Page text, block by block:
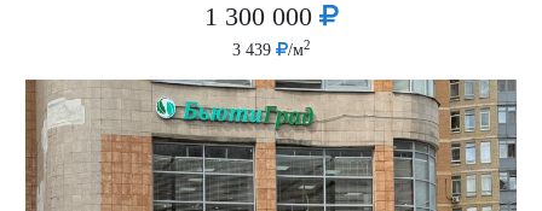
1 300 000
3 439 /м2